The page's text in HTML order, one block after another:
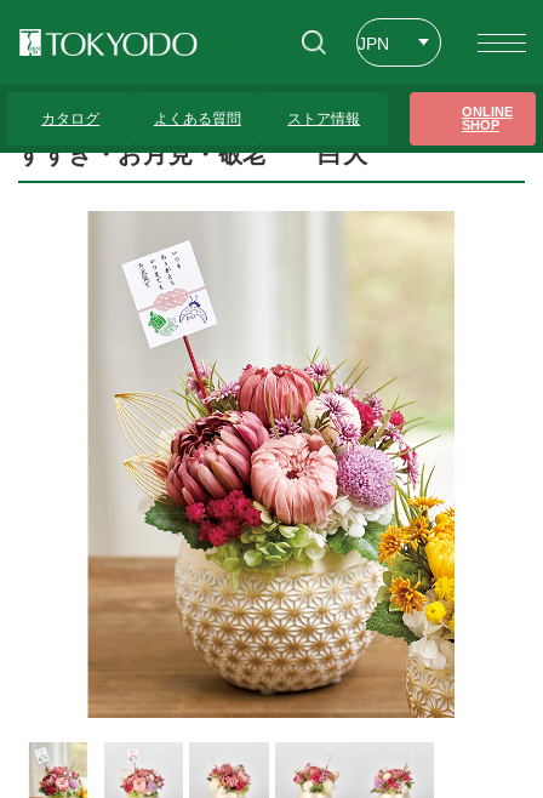
JPN
カタログ よくある質問 ストア情報
ONLINE
SHOP
すすき・お月見・敬老 白大
すすき・お月見・敬老 白大